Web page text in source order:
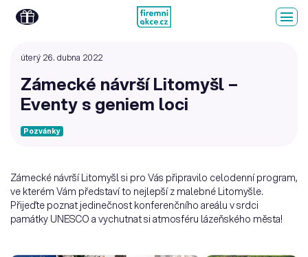
úterý 26. dubna 2022
Zámecké návrší Litomyšl –
Eventy s geniem loci
Pozvánky
Zámecké návrší Litomyšl si pro Vás připravilo celodenní program,
ve kterém Vám představí to nejlepší z malebné Litomyšle.
Přijeďte poznat jedinečnost konferenčního areálu v srdci
památky UNESCO a vychutnat si atmosféru lázeňského města!